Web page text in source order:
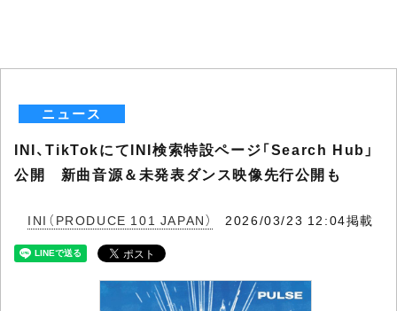
ニュース
INI、TikTokにてINI検索特設ページ「Search Hub」
公開 新曲音源＆未発表ダンス映像先行公開も
INI（PRODUCE 101 JAPAN） 2026/03/23 12:04掲載